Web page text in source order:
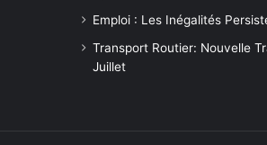
Emploi : Les Inégalités
Transport Routier: Nouvelle
Juillet